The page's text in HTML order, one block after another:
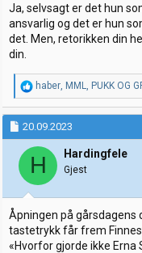
Ja, selvsagt er det hun
ansvarlig og det er hun
det. Men, retorikken din
din.
R
e
a
k
s
j
o
e
r
:
haber, MML, PUKK OG
20.09.2023
H Hardingfele
Gjest
Åpningen på gårsdagens
tastetrykk får frem
«Hvorfor gjorde ikke